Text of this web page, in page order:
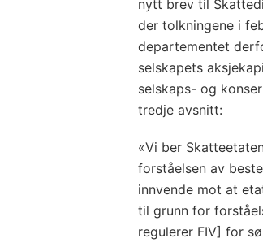
nytt brev til
der tolkningene i
departementet
selskapets
selskaps- og
tredje avsnitt:
«Vi ber
forståelsen av
innvende mot at
til grunn for
regulerer FIV] for